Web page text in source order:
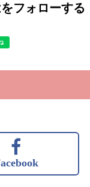
フォローする